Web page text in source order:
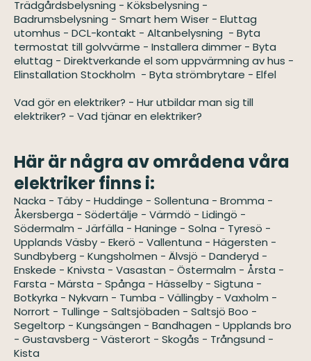
Trädgårdsbelysning - Köksbelysning -
Badrumsbelysning - Smart hem Wiser - Eluttag
utomhus - DCL-kontakt - Altanbelysning - Byta
termostat till golvvärme - Installera dimmer - Byta
eluttag - Direktverkande el som uppvärmning av hus -
Elinstallation Stockholm - Byta strömbrytare - Elfel
Vad gör en elektriker? - Hur utbildar man sig till
elektriker? - Vad tjänar en elektriker?
Här är några av områdena våra
elektriker finns i:
Nacka - Täby - Huddinge - Sollentuna - Bromma -
Åkersberga - Södertälje - Värmdö - Lidingö -
Södermalm - Järfälla - Haninge - Solna - Tyresö -
Upplands Väsby - Ekerö - Vallentuna - Hägersten -
Sundbyberg - Kungsholmen - Älvsjö - Danderyd -
Enskede - Knivsta - Vasastan - Östermalm - Årsta -
Farsta - Märsta - Spånga - Hässelby - Sigtuna -
Botkyrka - Nykvarn - Tumba - Vällingby - Vaxholm -
Norrort - Tullinge - Saltsjöbaden - Saltsjö Boo -
Segeltorp - Kungsängen - Bandhagen - Upplands bro
- Gustavsberg - Västerort - Skogås - Trångsund -
Kista